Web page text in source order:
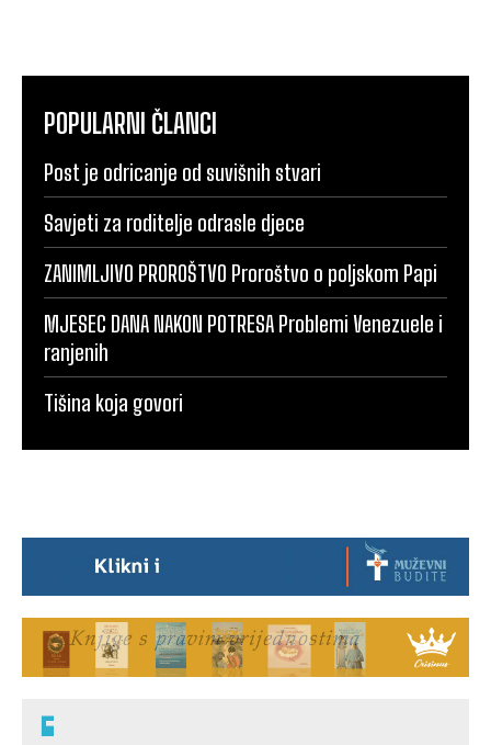
POPULARNI ČLANCI
Post je odricanje od suvišnih stvari
Savjeti za roditelje odrasle djece
ZANIMLJIVO PROROŠTVO Proroštvo o poljskom Papi
MJESEC DANA NAKON POTRESA Problemi Venezuele i
ranjenih
Tišina koja govori